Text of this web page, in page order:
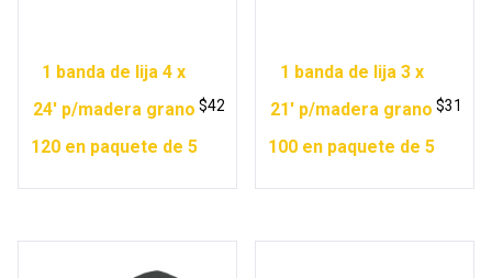
1 banda de lija 4 x
24′ p/madera grano
120 en paquete de 5
$42
1 banda de lija 3 x
21′ p/madera grano
100 en paquete de 5
$31